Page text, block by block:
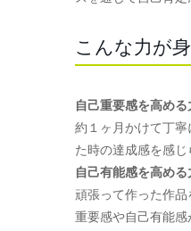
こんな力が
自己重要感を高める
約１ヶ月かけて丁
た時の達成感を感じ
自己有能感を高める
頑張って作った作
重要感や自己有能感